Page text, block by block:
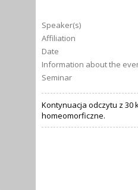
Speaker(s)
Affiliation
Date
Information about the
Seminar
Kontynuacja odczytu z 30
homeomorficzne.